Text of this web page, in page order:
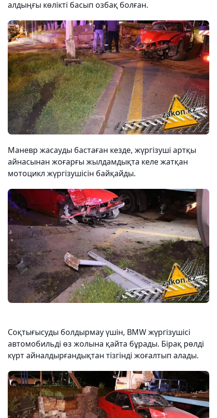
алдыңғы көлікті басып озбақ болған.
Маневр жасауды бастаған кезде, жүргізуші артқы
айнасынан жоғарғы жылдамдықта келе жатқан
мотоцикл жүргізушісін байқайды.
Соқтығысуды болдырмау үшін, BMW жүргізушісі
автомобильді өз жолына қайта бұрады. Бірақ рөлді
күрт айналдырғандықтан тізгінді жоғалтып алады.